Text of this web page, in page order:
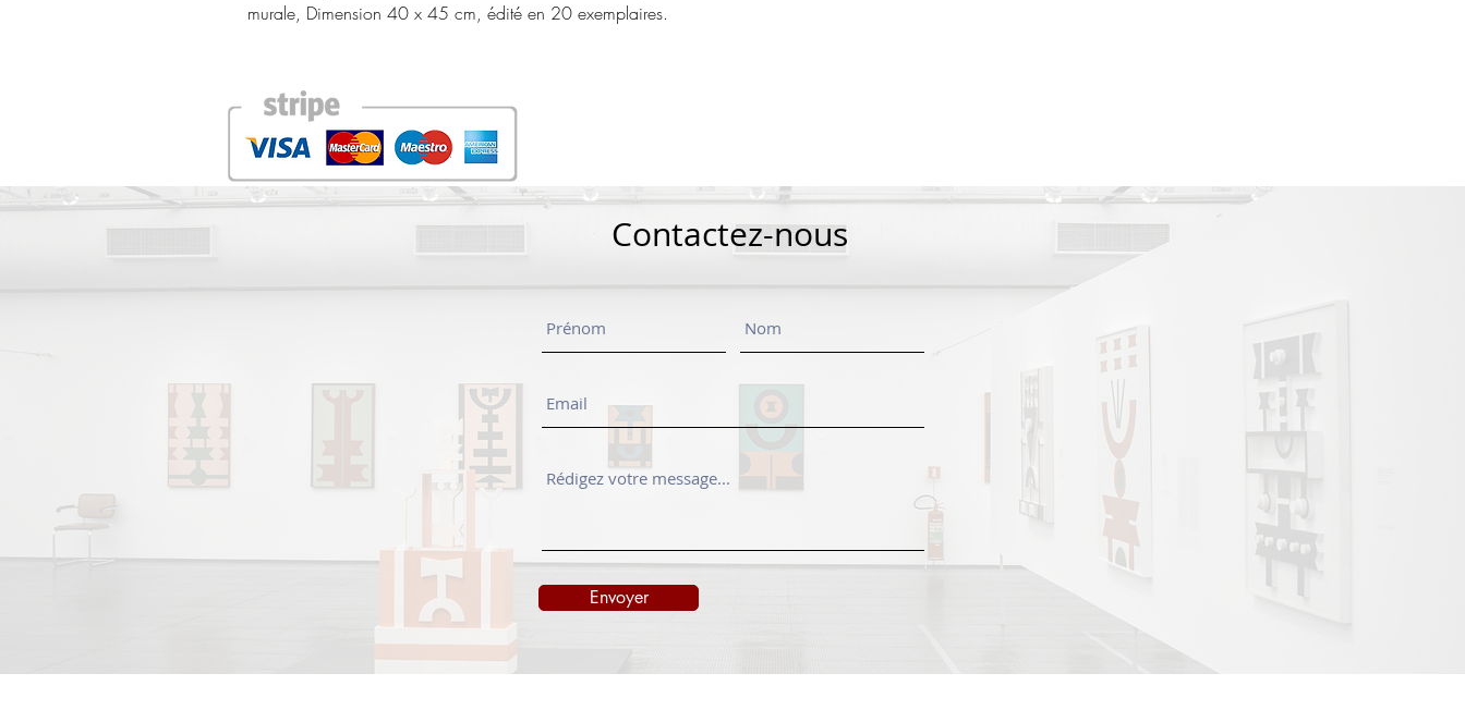
murale, Dimension 40 x 45 cm, édité en 20 exemplaires.
Contactez-nous
Envoyer